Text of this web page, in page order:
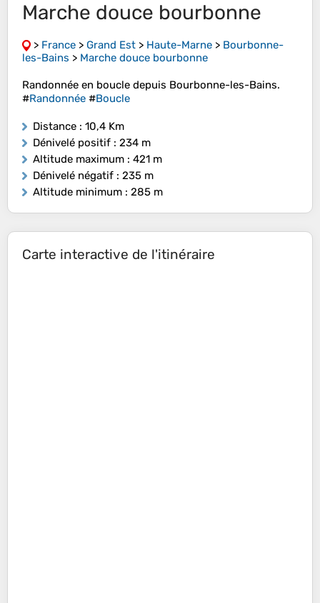
Marche douce bourbonne
> France > Grand Est > Haute-Marne > Bourbonne-
les-Bains > Marche douce bourbonne
Randonnée en boucle depuis Bourbonne-les-Bains.
#Randonnée #Boucle
Distance : 10,4 Km
Dénivelé positif : 234 m
Altitude maximum : 421 m
Dénivelé négatif : 235 m
Altitude minimum : 285 m
Carte interactive de l'itinéraire